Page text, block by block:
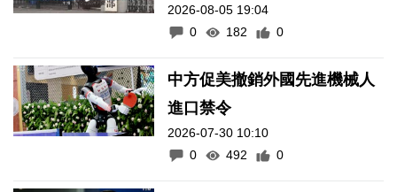
2026-08-05 19:04
0
182 0
中方促美撤銷外國先進機械人
進口禁令
2026-07-30 10:10
0
492 0